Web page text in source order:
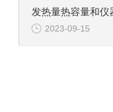
2023-09-15